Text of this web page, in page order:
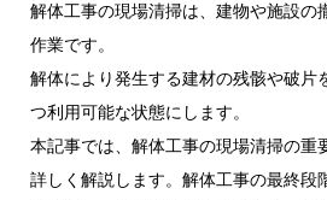
解体工事の現場清掃は、建物や施設の
作業です。
解体により発生する建材の残骸や破片
つ利用可能な状態にします。
本記事では、解体工事の現場清掃の重
詳しく解説します。解体工事の最終段